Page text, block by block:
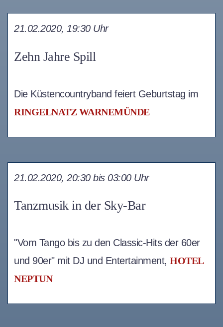
Zehn Jahre Spill
21.02.2020, 19:30 Uhr
Die Küstencountryband feiert Geburtstag im
RINGELNATZ WARNEMÜNDE
Tanzmusik in der Sky-Bar
21.02.2020, 20:30 bis 03:00 Uhr
"Vom Tango bis zu den Classic-Hits der 60er
und 90er" mit DJ und Entertainment, HOTEL
NEPTUN